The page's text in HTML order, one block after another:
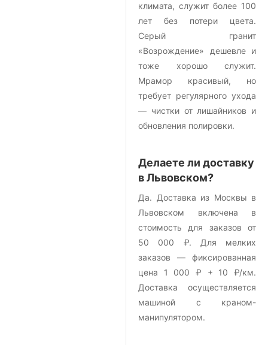
климата, служит более 100
лет без потери цвета.
Серый гранит
«Возрождение» дешевле и
тоже хорошо служит.
Мрамор красивый, но
требует регулярного ухода
— чистки от лишайников и
обновления полировки.
Делаете ли доставку
в Львовском?
Да. Доставка из Москвы в
Львовском включена в
стоимость для заказов от
50 000 ₽. Для мелких
заказов — фиксированная
цена 1 000 ₽ + 10 ₽/км.
Доставка осуществляется
машиной с краном-
манипулятором.